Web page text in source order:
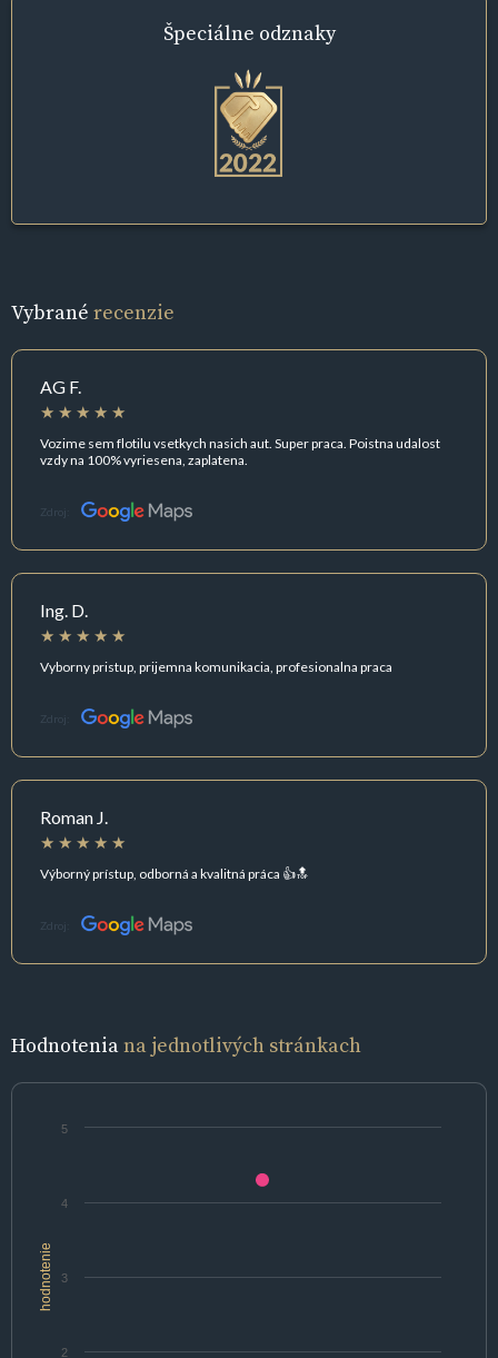
Špeciálne odznaky
Vybrané recenzie
AG F.
Vozime sem flotilu vsetkych nasich aut. Super praca. Poistna udalost
vzdy na 100% vyriesena, zaplatena.
Zdroj:
Ing. D.
Vyborny pristup, prijemna komunikacia, profesionalna praca
Zdroj:
Roman J.
Výborný prístup, odborná a kvalitná práca 👍🔝
Zdroj:
Hodnoteniana jednotlivých stránkach
hodnotenie
2
3
4
5